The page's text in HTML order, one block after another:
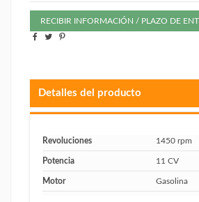
RECIBIR INFORMACIÓN / PLAZO DE
Detalles del producto
Revoluciones 1450 rpm
Potencia 11 CV
Motor Gasolina